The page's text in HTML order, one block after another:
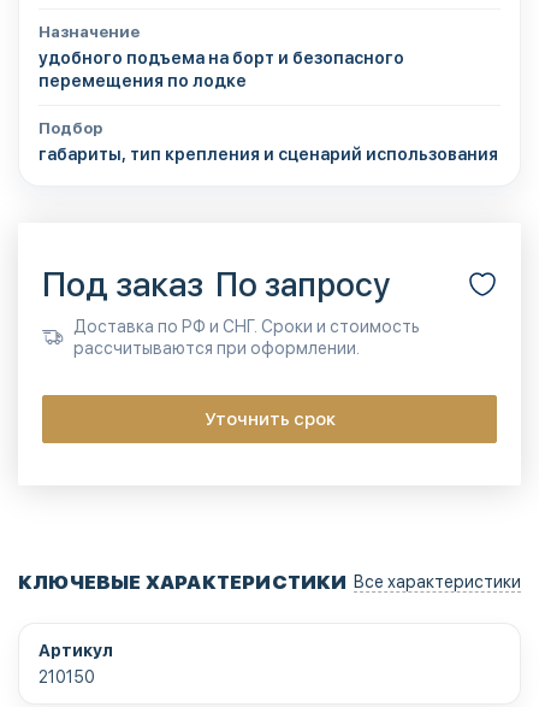
Назначение
удобного подъема на борт и безопасного
перемещения по лодке
Подбор
габариты, тип крепления и сценарий использования
Под заказ По запросу
Доставка по РФ и СНГ. Сроки и стоимость
рассчитываются при оформлении.
Уточнить срок
КЛЮЧЕВЫЕ ХАРАКТЕРИСТИКИ Все характеристики
Артикул
210150